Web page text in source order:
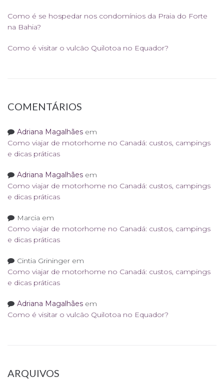
Como é se hospedar nos condomínios da Praia do Forte
na Bahia?
Como é visitar o vulcão Quilotoa no Equador?
COMENTÁRIOS
Adriana Magalhães em
Como viajar de motorhome no Canadá: custos, campings
e dicas práticas
Adriana Magalhães em
Como viajar de motorhome no Canadá: custos, campings
e dicas práticas
Marcia em
Como viajar de motorhome no Canadá: custos, campings
e dicas práticas
Cintia Grininger em
Como viajar de motorhome no Canadá: custos, campings
e dicas práticas
Adriana Magalhães em
Como é visitar o vulcão Quilotoa no Equador?
ARQUIVOS